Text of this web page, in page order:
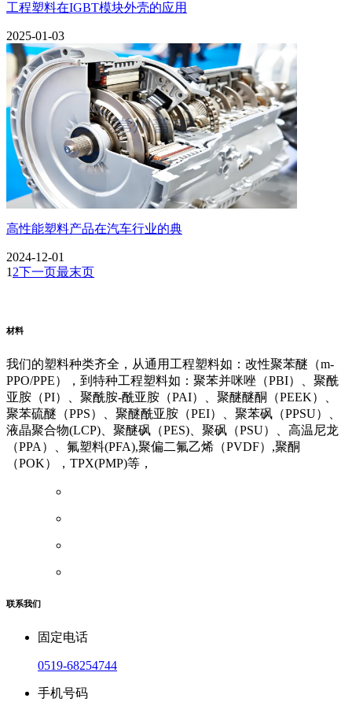
工程塑料在IGBT模块外壳的应用
2025-01-03
高性能塑料产品在汽车行业的典
2024-12-01
12下一页最末页
材料
我们的塑料种类齐全，从通用工程塑料如：改性聚苯醚（m-
PPO/PPE），到特种工程塑料如：聚苯并咪唑（PBI）、聚酰
亚胺（PI）、聚酰胺-酰亚胺（PAI）、聚醚醚酮（PEEK）、
聚苯硫醚（PPS）、聚醚酰亚胺（PEI）、聚苯砜（PPSU）、
液晶聚合物(LCP)、聚醚砜（PES)、聚砜（PSU）、高温尼龙
（PPA）、氟塑料(PFA),聚偏二氟乙烯（PVDF）,聚酮
（POK），TPX(PMP)等，
联系我们
固定电话
0519-68254744
手机号码